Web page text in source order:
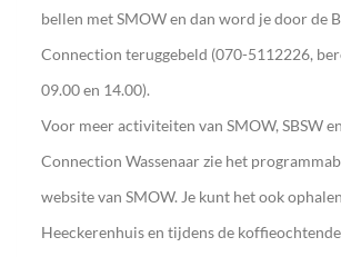
bellen met SMOW en dan word je door de
Connection teruggebeld (070-5112226,
09.00 en 14.00).
Voor meer activiteiten van SMOW, SBSW
Connection Wassenaar zie het
website van SMOW. Je kunt het ook
Heeckerenhuis en tijdens de